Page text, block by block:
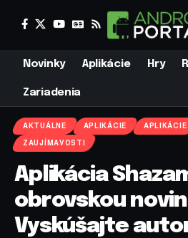
Novinky Aplikácie Hry
Zariadenia
AKTUÁLNE APLIKÁCIE APLIKÁCIE
ZAUJÍMAVOSTI
Aplikácia
obrovskou
Vyskúšajte